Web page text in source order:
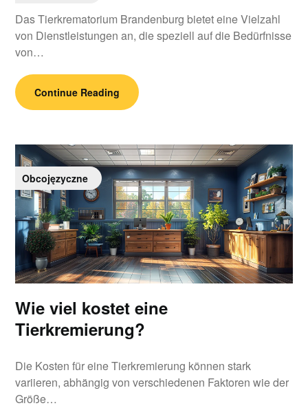
Das Tierkrematorium Brandenburg bietet eine Vielzahl
von Dienstleistungen an, die speziell auf die Bedürfnisse
von…
Continue Reading
Obcojęzyczne
Wie viel kostet eine
Tierkremierung?
Die Kosten für eine Tierkremierung können stark
variieren, abhängig von verschiedenen Faktoren wie der
Größe…